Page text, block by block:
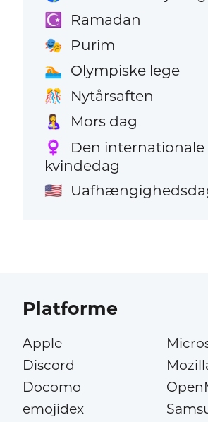
☪️ Ramadan
🎭 Purim
🏊 Olympiske lege
🎊 Nytårsaften
🤱 Mors dag
♀️
Den internationale
kvindedag
🇺🇸
Platforme
Apple
Discord
Docomo
emojidex